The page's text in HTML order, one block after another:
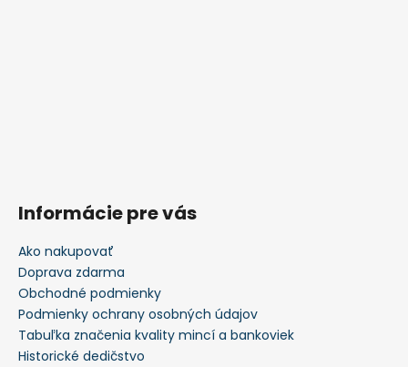
Informácie pre vás
Ako nakupovať
Doprava zdarma
Obchodné podmienky
Podmienky ochrany osobných údajov
Tabuľka značenia kvality mincí a bankoviek
Historické dedičstvo